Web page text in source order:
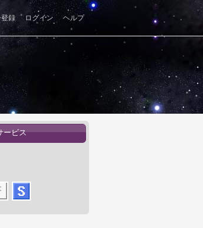
登録 ログイン ヘルプ
ービス